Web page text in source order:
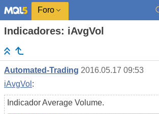
Foro
Indicadores: iAvgVol
Automated-Trading 2016.05.17 09:53
iAvgVol :
Indicador Average Volume.